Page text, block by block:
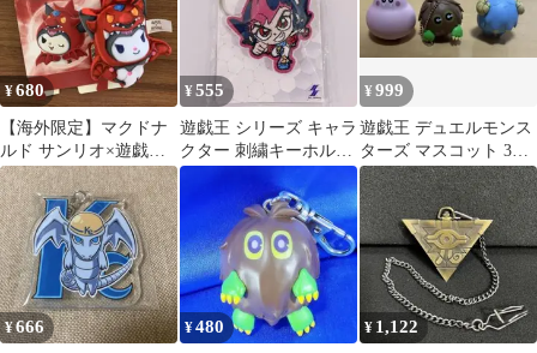
¥680
【海外限定】マクドナ
ルド サンリオ×遊戯王
クロミ オシリスの天空
竜
¥555
遊戯王 シリーズ キャラ
クター 刺繍キーホルダ
ー 九十九遊馬
¥999
遊戯王 デュエルモンス
ターズ マスコット 3種
セット
¥666 ¥480 ¥ 1,122